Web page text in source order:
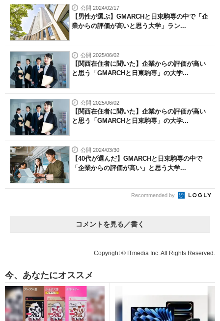
公開 2024/02/17
【男性が選ぶ】GMARCHと日東駒専の中で「企
業からの評価が高いと思う大学」ラン...
公開 2025/06/02
【関西在住者に聞いた】企業からの評価が高い
と思う「GMARCHと日東駒専」の大学...
公開 2025/06/02
【関西在住者に聞いた】企業からの評価が高い
と思う「GMARCHと日東駒専」の大学...
公開 2024/03/30
【40代が選んだ】GMARCHと日東駒専の中で
「企業からの評価が高い」と思う大学...
Recommended by
コメントを見る／書く
Copyright © ITmedia Inc. All Rights Reserved.
今、あなたにオススメ